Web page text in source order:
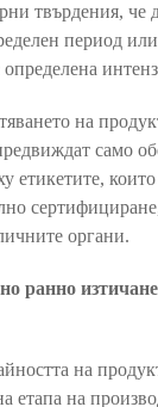
твърдения, че
период
на
само
етикетите,
органи.
ранно
на
етапа на